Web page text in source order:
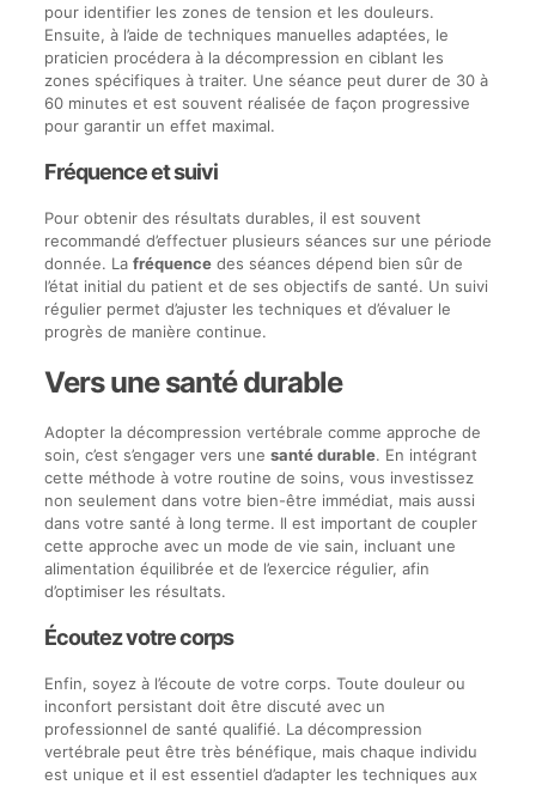
pour identifier les zones de tension et les douleurs.
Ensuite, à l’aide de techniques manuelles adaptées, le
praticien procédera à la décompression en ciblant les
zones spécifiques à traiter. Une séance peut durer de 30 à
60 minutes et est souvent réalisée de façon progressive
pour garantir un effet maximal.
Fréquence et suivi
Pour obtenir des résultats durables, il est souvent
recommandé d’effectuer plusieurs séances sur une période
donnée. La fréquencedes séances dépend bien sûr de
l’état initial du patient et de ses objectifs de santé. Un suivi
régulier permet d’ajuster les techniques et d’évaluer le
progrès de manière continue.
Vers une santé durable
Adopter la décompression vertébrale comme approche de
soin, c’est s’engager vers une santé durable. En intégrant
cette méthode à votre routine de soins, vous investissez
non seulement dans votre bien-être immédiat, mais aussi
dans votre santé à long terme. Il est important de coupler
cette approche avec un mode de vie sain, incluant une
alimentation équilibrée et de l’exercice régulier, afin
d’optimiser les résultats.
Écoutez votre corps
Enfin, soyez à l’écoute de votre corps. Toute douleur ou
inconfort persistant doit être discuté avec un
professionnel de santé qualifié. La décompression
vertébrale peut être très bénéfique, mais chaque individu
est unique et il est essentiel d’adapter les techniques aux